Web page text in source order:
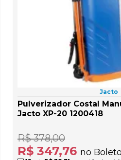
Jacto
Pulverizador Costal
Jacto XP-20 1200418
R$ 347,76 no
R$ 378,00